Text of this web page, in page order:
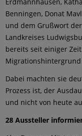
Benningen, Donat
und dem Grußwort
Landkreises
bereits seit einiger
Dabei machten sie
Prozess ist, der
und nicht von heute
28 Aussteller